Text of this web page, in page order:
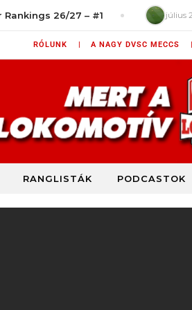
26/27 – #1 július 28, 2026
RÓLUNK | A NAGY DVSC MECCS |
DVSC szurkolói
RANGLISTÁK PODCASTOK